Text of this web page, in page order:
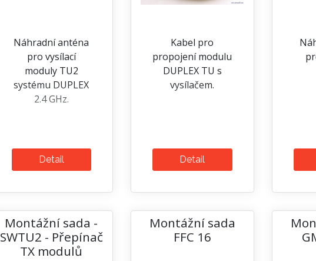
Náhradní anténa
pro vysílací
moduly TU2
systému DUPLEX
2.4 GHz.
Detail
Kabel pro
propojení modulu
DUPLEX TU s
vysílačem.
Detail
Montážní sada -
SWTU2 - Přepínač
TX modulů
Montážní sada
FFC 16